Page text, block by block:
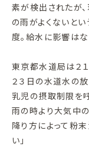
素が検出されたが
の雨がよくないと
度。給水に影響はな
東京都水道局は２１
２３日の水道水の
乳児の摂取制限を
雨の時より大気中
降り方によって粉
い」